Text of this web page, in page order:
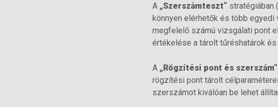
A „Szerszámteszt” stratégiában
könnyen elérhetők és több
megfelelő számú vizsgálati pont
értékelése a tárolt tűréshatárok
A „Rögzítési pont és
rögzítési pont tárolt
szerszámot kiválóan be lehet